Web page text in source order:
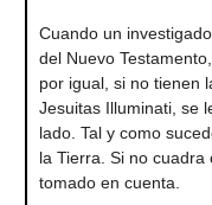
Cuando un
del Nuevo
por igual, si no tienen
Jesuitas Illuminati, se
lado. Tal y como
la Tierra. Si no
tomado en cuenta.